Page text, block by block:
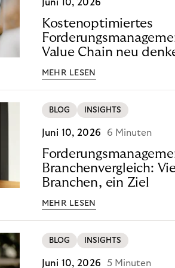
Juni 10, 2026
Kostenoptimiertes
Value Chain neu
MEHR LESEN
BLOG INSIGHTS
Juni 10, 2026 6 Minuten
Branchenvergleich:
Branchen, ein Ziel
MEHR LESEN
BLOG INSIGHTS
Juni 10, 2026 5 Minuten